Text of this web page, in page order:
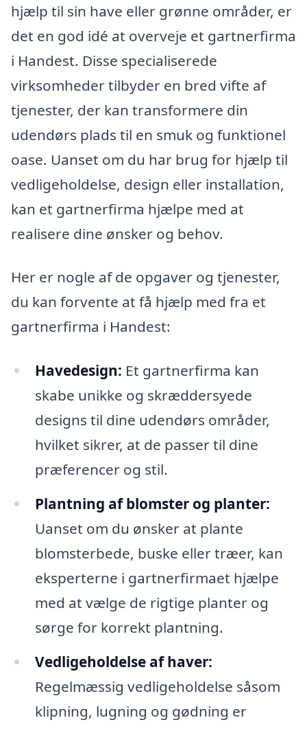
hjælp til sin have eller grønne områder, er
det en god idé at overveje et gartnerfirma
i Handest. Disse specialiserede
virksomheder tilbyder en bred vifte af
tjenester, der kan transformere din
udendørs plads til en smuk og funktionel
oase. Uanset om du har brug for hjælp til
vedligeholdelse, design eller installation,
kan et gartnerfirma hjælpe med at
realisere dine ønsker og behov.
Her er nogle af de opgaver og tjenester,
du kan forvente at få hjælp med fra et
gartnerfirma i Handest:
Havedesign: Et gartnerfirma kan
skabe unikke og skræddersyede
designs til dine udendørs områder,
hvilket sikrer, at de passer til dine
præferencer og stil.
Plantning af blomster og planter:
Uanset om du ønsker at plante
blomsterbede, buske eller træer, kan
eksperterne i gartnerfirmaet hjælpe
med at vælge de rigtige planter og
sørge for korrekt plantning.
Vedligeholdelse af haver:
Regelmæssig vedligeholdelse såsom
klipning, lugning og gødning er